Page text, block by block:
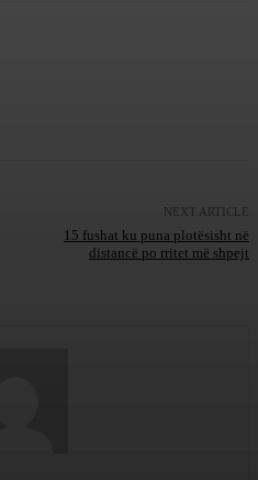
NEXT ARTICLE
15 fushat ku puna plotësisht në
distancë po rritet më shpejt